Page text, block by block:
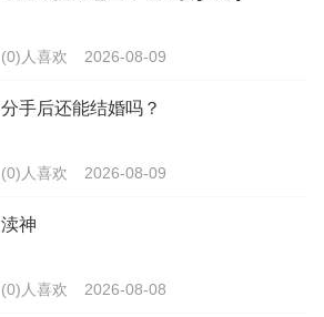
(0)人喜欢 2026-08-09
分手后还能结婚吗？
(0)人喜欢 2026-08-09
渎神
(0)人喜欢 2026-08-08